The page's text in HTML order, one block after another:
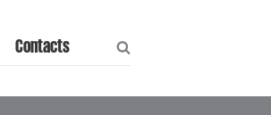
Contacts